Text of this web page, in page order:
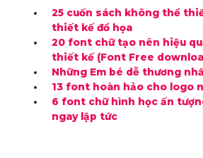
25 cuốn sách không thể
thiết kế đồ họa
20 font chữ tạo nên hiệu
thiết kế (Font Free
Những Em bé dễ thương
13 font hoàn hảo cho logo
6 font chữ hình học ấn
ngay lập tức